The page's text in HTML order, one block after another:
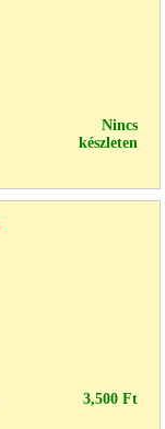
Nincs
készleten
3,500 Ft